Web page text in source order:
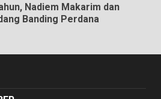
Nadiem Makarim dan
Banding Perdana